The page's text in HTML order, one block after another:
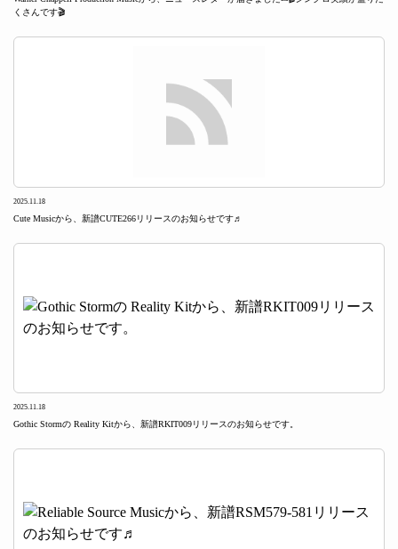
くさんです🎬
2025.11.18
Cute Musicから、新譜CUTE266リリースのお知らせです♬
2025.11.18
Gothic Stormの Reality Kitから、新譜RKIT009リリースのお知らせです。